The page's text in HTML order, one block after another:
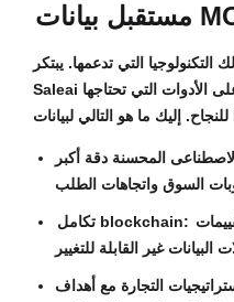
التكنولوجيا التي تدعمها. يبتكر
Saleai باستمرار لضمان حصول الشركات على الأدوات التي تحتاجها
المحسنة دقة أكبر
تكامل blockchain:
التجارة مع أهداف